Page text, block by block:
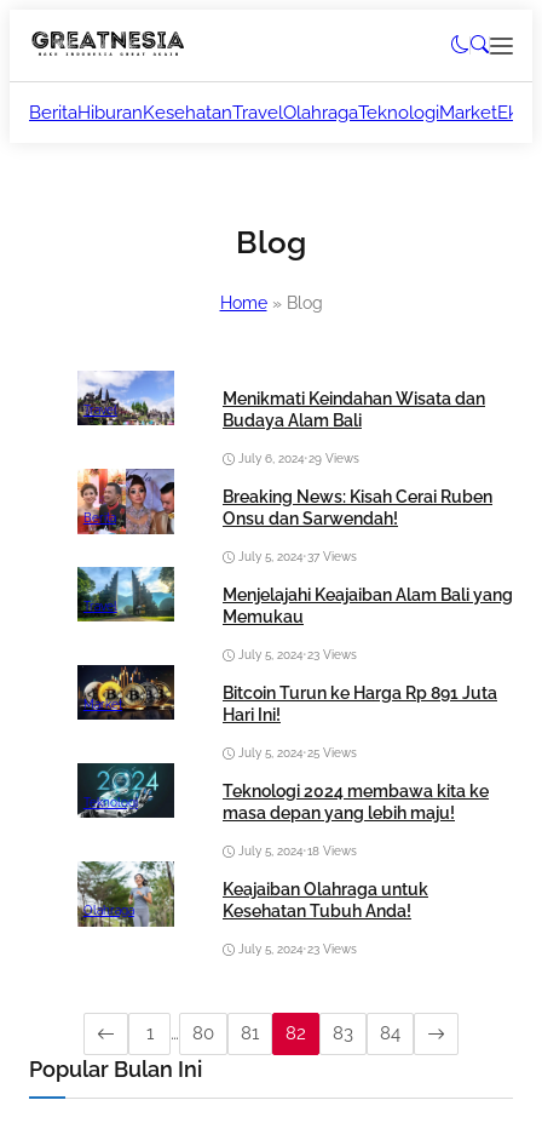
BeritaHiburanKesehatanTravelOlahragaTeknologiMarket
Blog
Home» Blog
Travel
Menikmati Keindahan Wisata dan
Budaya Alam Bali
July 6, 2024•29 Views
Berita
Breaking News: Kisah Cerai Ruben
Onsu dan Sarwendah!
July 5, 2024•37 Views
Travel
Menjelajahi Keajaiban Alam Bali yang
Memukau
July 5, 2024•23 Views
Market
Bitcoin Turun ke Harga Rp 891 Juta
Hari Ini!
July 5, 2024•25 Views
Teknologi
Teknologi 2024 membawa kita ke
masa depan yang lebih maju!
July 5, 2024•18 Views
Olahraga
Keajaiban Olahraga untuk
Kesehatan Tubuh Anda!
July 5, 2024•23 Views
1 … 80 81 82 83 84
Popular Bulan Ini